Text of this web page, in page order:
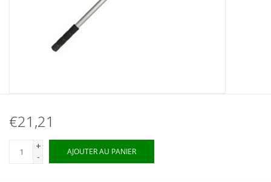
€21,21
+
-
AJOUTER AU PANIER